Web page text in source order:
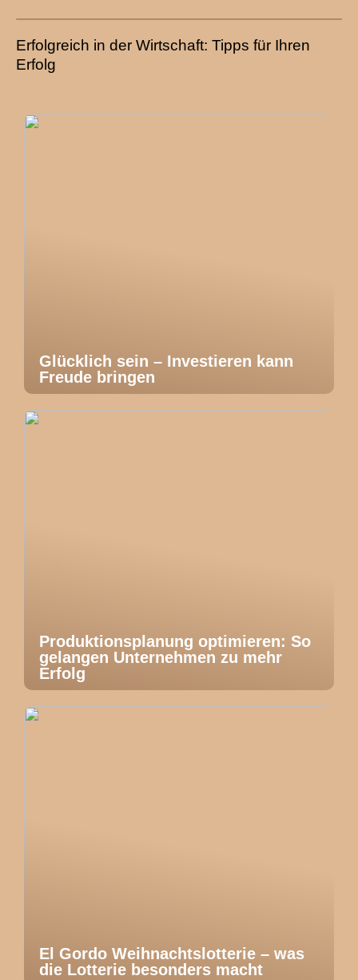
Erfolgreich in der Wirtschaft: Tipps für Ihren
Erfolg
Glücklich sein – Investieren kann
Freude bringen
Produktionsplanung optimieren: So
gelangen Unternehmen zu mehr
Erfolg
El Gordo Weihnachtslotterie – was
die Lotterie besonders macht